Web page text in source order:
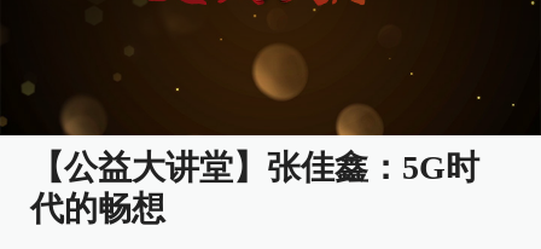
【公益大讲堂】张佳鑫：5G时
代的畅想